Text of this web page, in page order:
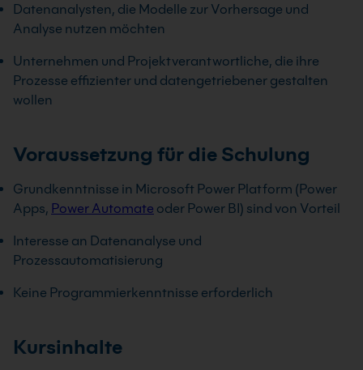
Datenanalysten, die Modelle zur Vorhersage und
Analyse nutzen möchten
Unternehmen und Projektverantwortliche, die ihre
Prozesse effizienter und datengetriebener gestalten
wollen
Voraussetzung für die Schulung
Grundkenntnisse in Microsoft Power Platform (Power
Apps, Power Automate oder Power BI) sind von Vorteil
Interesse an Datenanalyse und
Prozessautomatisierung
Keine Programmierkenntnisse erforderlich
Kursinhalte